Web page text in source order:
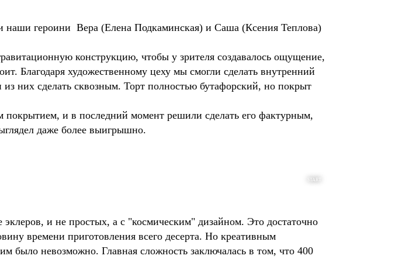
наши героини Вера (Елена Подкаминская) и Саша (Ксения Теплова)
конструкцию, чтобы у зрителя создавалось ощущение,
Благодаря художественному цеху мы смогли сделать внутренний
них сделать сквозным. Торт полностью бутафорский, но покрыт
и в последний момент решили сделать его фактурным,
даже более выигрышно.
START
эклеров, и не простых, а с "космическим" дизайном. Это достаточно
времени приготовления всего десерта. Но креативным
было невозможно. Главная сложность заключалась в том, что 400